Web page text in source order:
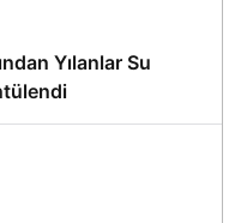
Yılanlar Su